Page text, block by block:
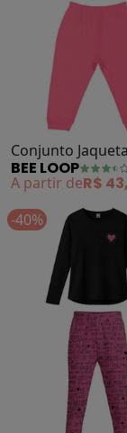
Conjunto
Bebê (Preto)
BEE LOOP
A partir deR$
-40%